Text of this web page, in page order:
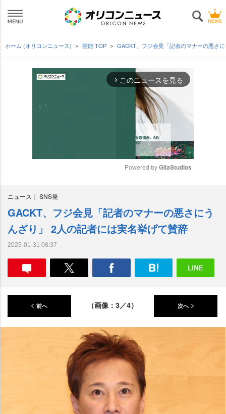
ホーム (オリコンニュース) 芸能 TOP GACKT、フジ会見「記者のマナーの悪さ
arrow_forward_ios このニュースを見る
Powered by GliaStudios
ニュース SNS発
GACKT、フジ会見「記者のマナーの悪さにう
んざり」 2人の記者には実名挙げて賛辞
2025-01-31 08:37
前へ （画像：3／4） 次へ